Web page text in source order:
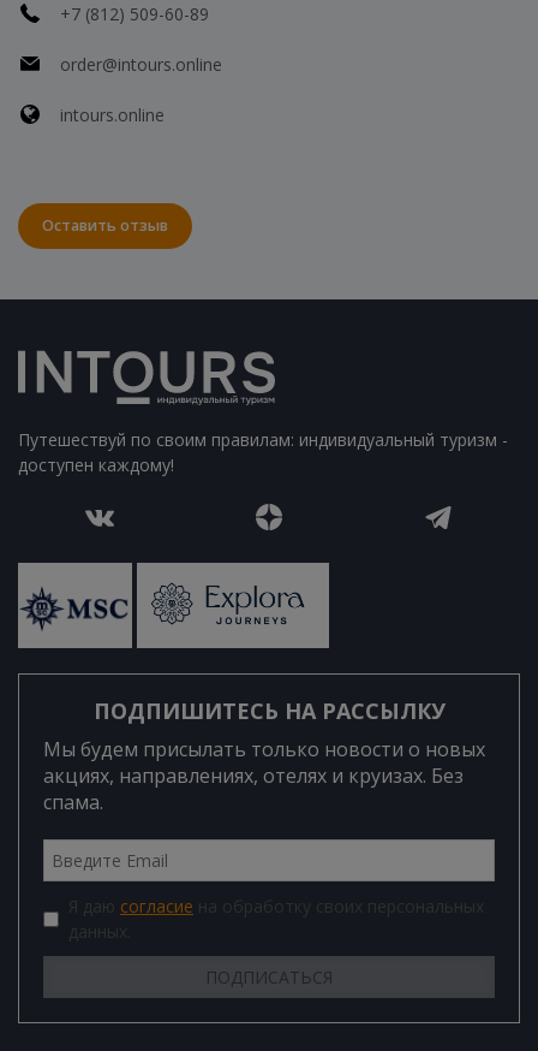
+7 (812) 509-60-89
order@intours.online
intours.online
Оставить отзыв
Путешествуй по своим правилам: индивидуальный туризм -
доступен каждому!
ПОДПИШИТЕСЬ НА РАССЫЛКУ
Мы будем присылать только новости о новых
акциях, направлениях, отелях и круизах. Без
спама.
Я даю согласие на обработку своих персональных
данных.